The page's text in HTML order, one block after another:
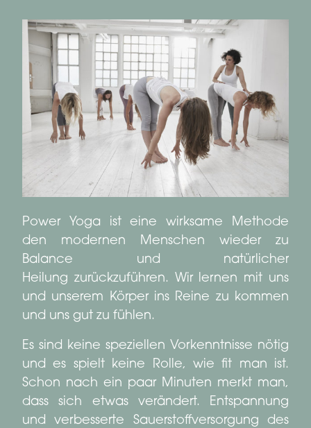
Power Yoga ist eine wirksame Methode
den modernen Menschen wieder zu
Balance und natürlicher
Heilung zurückzuführen. Wir lernen mit uns
und unserem Körper ins Reine zu kommen
und uns gut zu fühlen.
Es sind keine speziellen Vorkenntnisse nötig
und es spielt keine Rolle, wie fit man ist.
Schon nach ein paar Minuten merkt man,
dass sich etwas verändert. Entspannung
und verbesserte Sauerstoffversorgung des